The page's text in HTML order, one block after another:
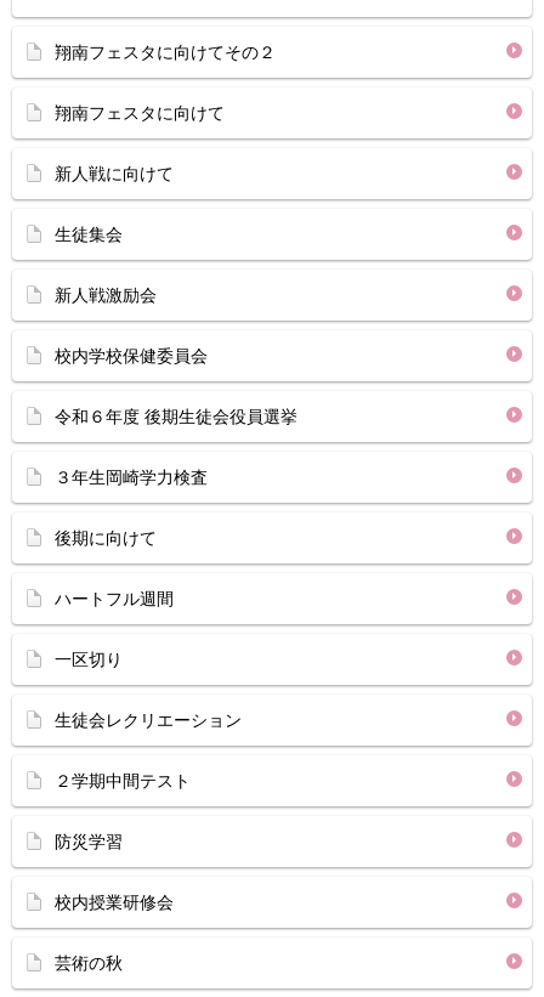
翔南フェスタに向けてその２
翔南フェスタに向けて
新人戦に向けて
生徒集会
新人戦激励会
校内学校保健委員会
令和６年度 後期生徒会役員選挙
３年生岡崎学力検査
後期に向けて
ハートフル週間
一区切り
生徒会レクリエーション
２学期中間テスト
防災学習
校内授業研修会
芸術の秋